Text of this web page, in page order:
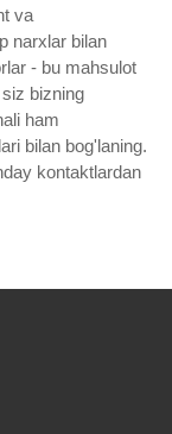
va
narxlar bilan
- bu mahsulot
bizning
ham
bilan bog'laning.
kontaktlardan